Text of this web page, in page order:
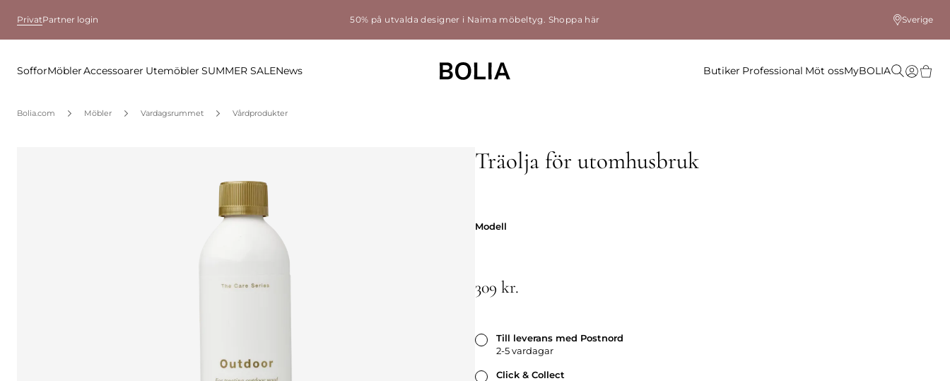
PrivatPartner login 50% på utvalda designer i Naima möbeltyg. Shoppa här Sverige
SofforMöblerAccessoarer Utemöbler SUMMER SALENews Butiker Professional Möt ossMyBOLIA
Bolia.com Möbler Vardagsrummet Vårdprodukter
Träolja för utomhusbruk
Modell
309 kr.
Till leverans med Postnord
2-5 vardagar
Click & Collect